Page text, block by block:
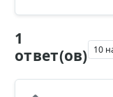
1
ответ(ов)